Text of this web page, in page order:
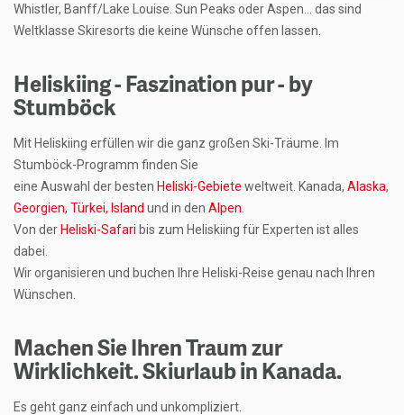
Whistler, Banff/Lake Louise. Sun Peaks oder Aspen... das sind
Weltklasse Skiresorts die keine Wünsche offen lassen.
Heliskiing - Faszination pur - by
Stumböck
Mit Heliskiing erfüllen wir die ganz großen Ski-Träume. Im
Stumböck-Programm finden Sie
eine Auswahl der besten Heliski-Gebiete weltweit. Kanada, Alaska,
Georgien, Türkei, Island und in den Alpen
Von der Heliski-Safari bis zum Heliskiing für Experten ist alles
dabei.
Wir organisieren und buchen Ihre Heliski-Reise genau nach Ihren
Wünschen.
Machen Sie Ihren Traum zur
Wirklichkeit. Skiurlaub in Kanada.
Es geht ganz einfach und unkompliziert.